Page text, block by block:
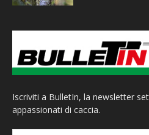
Iscriviti a BulletIn, la newsletter
appassionati di caccia.